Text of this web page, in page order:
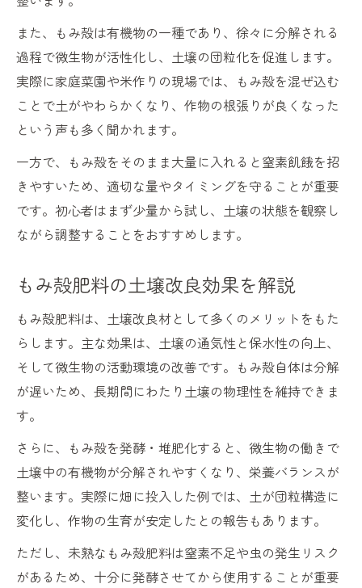
また、もみ殻は有機物の一種であり、徐々に分解される
過程で微生物が活性化し、土壌の団粒化を促進します。
実際に家庭菜園や米作りの現場では、もみ殻を混ぜ込む
ことで土がやわらかくなり、作物の根張りが良くなった
という声も多く聞かれます。
一方で、もみ殻をそのまま大量に入れると窒素飢餓を招
きやすいため、適切な量やタイミングを守ることが重要
です。初心者はまず少量から試し、土壌の状態を観察し
ながら調整することをおすすめします。
もみ殻肥料の土壌改良効果を解説
もみ殻肥料は、土壌改良材として多くのメリットをもた
らします。主な効果は、土壌の通気性と保水性の向上、
そして微生物の活動環境の改善です。もみ殻自体は分解
が遅いため、長期間にわたり土壌の物理性を維持できま
す。
さらに、もみ殻を発酵・堆肥化すると、微生物の働きで
土壌中の有機物が分解されやすくなり、栄養バランスが
整います。実際に畑に投入した例では、土が団粒構造に
変化し、作物の生育が安定したとの報告もあります。
ただし、未熟なもみ殻肥料は窒素不足や虫の発生リスク
があるため、十分に発酵させてから使用することが重要